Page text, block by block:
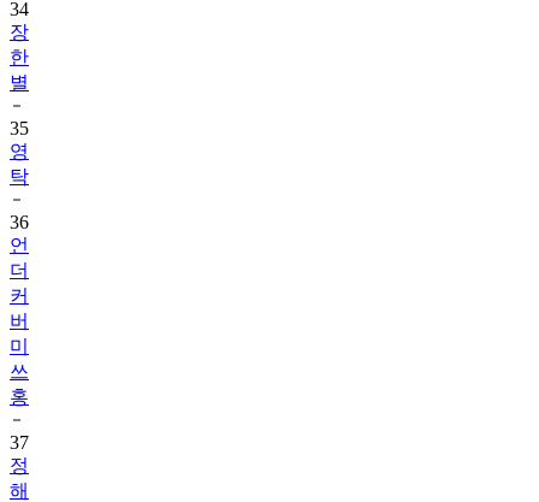
34
장
한
별
35
영
탁
36
언
더
커
버
미
쓰
홍
37
정
해